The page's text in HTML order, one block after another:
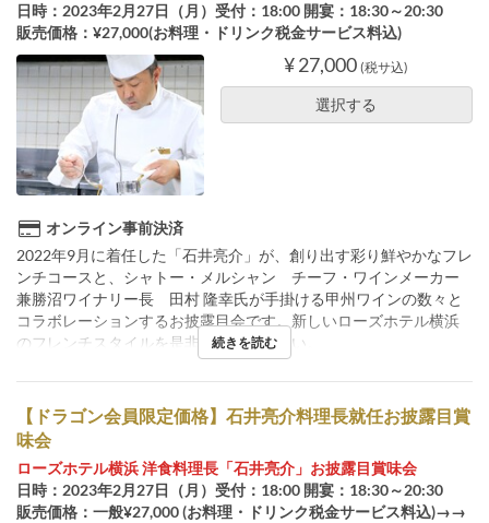
日時：2023年2月27日（月）受付：18:00 開宴：18:30～20:30
販売価格：¥27,000(お料理・ドリンク税金サービス料込)
¥ 27,000 (税サ込)
選択する
オンライン事前決済
2022年9月に着任した「石井亮介」が、創り出す彩り鮮やかなフレ
ンチコースと、シャトー・メルシャン チーフ・ワインメーカー
兼勝沼ワイナリー長 田村 隆幸氏が手掛ける甲州ワインの数々と
コラボレーションするお披露目会です。新しいローズホテル横浜
のフレンチスタイルを是非お楽しみ下さい。
続きを読む
【ドラゴン会員限定価格】石井亮介料理長就任お披露目賞
味会
ローズホテル横浜 洋食料理長「石井亮介」お披露目賞味会
日時：2023年2月27日（月）受付：18:00 開宴：18:30～20:30
販売価格：一般¥27,000 (お料理・ドリンク税金サービス料込)→→